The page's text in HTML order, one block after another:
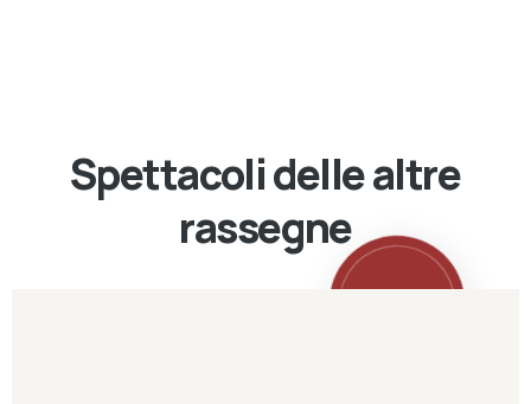
Spettacoli delle altre
rassegne